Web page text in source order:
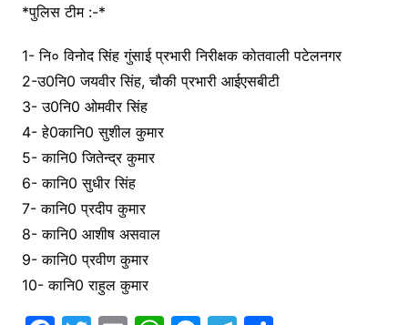
*पुलिस टीम :-*
1- नि० विनोद सिंह गुंसाई प्रभारी निरीक्षक कोतवाली पटेलनगर
2-उ0नि0 जयवीर सिंह, चौकी प्रभारी आईएसबीटी
3- उ0नि0 ओमवीर सिंह
4- हे0कानि0 सुशील कुमार
5- कानि0 जितेन्द्र कुमार
6- कानि0 सुधीर सिंह
7- कानि0 प्रदीप कुमार
8- कानि0 आशीष असवाल
9- कानि0 प्रवीण कुमार
10- कानि0 राहुल कुमार